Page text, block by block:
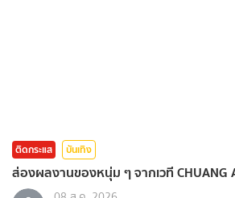
ติดกระแส บันเทิง
ส่องผลงานของหนุ่ม ๆ จากเวที CHUANG